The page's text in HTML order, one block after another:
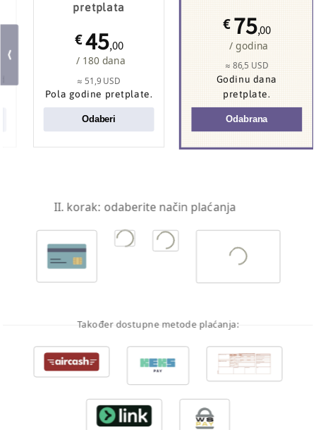
pretplata
€45,00
/ 180 dana
≈ 51,9 USD
Pola godine pretplate.
Odaberi
€75,00
/ godina
≈ 86,5 USD
Godinu dana
pretplate.
Odabrana
II. korak: odaberite način plaćanja
Također dostupne metode plaćanja: